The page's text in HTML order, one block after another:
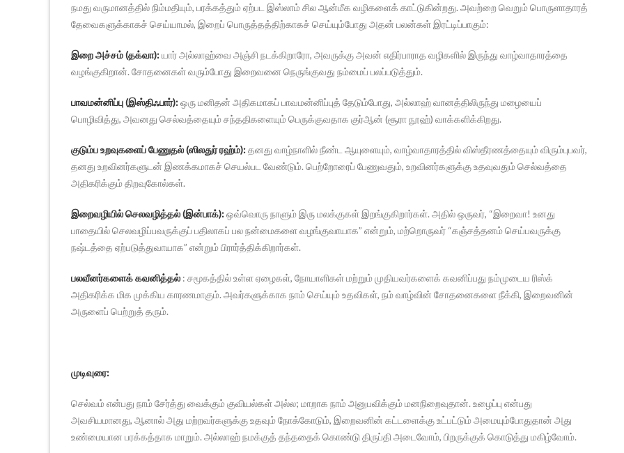
நமது வருமானத்தில் நிம்மதியும், பரக்கத்தும் ஏற்பட இஸ்லாம் சில ஆன்மீக வழிகளைக் காட்டுகின்றது. அவற்றை வெறும் பொருளாதாரத்
தேவைகளுக்காகச் செய்யாமல், இறைப் பொருத்தத்திற்காகச் செய்யும்போது அதன் பலன்கள் இரட்டிப்பாகும்:
இறை அச்சம் (தக்வா):யார் அல்லாஹ்வை அஞ்சி நடக்கிறாரோ, அவருக்கு அவன் எதிர்பாராத வழிகளில் இருந்து வாழ்வாதாரத்தை
வழங்குகிறான். சோதனைகள் வரும்போது இறைவனை நெருங்குவது நம்மைப் பலப்படுத்தும்.
பாவமன்னிப்பு (இஸ்திஃபார்):ஒரு மனிதன் அதிகமாகப் பாவமன்னிப்புத் தேடும்போது, அல்லாஹ் வானத்திலிருந்து மழையைப்
பொழிவித்து, அவனது செல்வத்தையும் சந்ததிகளையும் பெருக்குவதாக குர்ஆன் (சூரா நூஹ்) வாக்களிக்கிறது.
குடும்ப உறவுகளைப் பேணுதல் (ஸிலதுர் ரஹ்ம்):தனது வாழ்நாளில் நீண்ட ஆயுளையும், வாழ்வாதாரத்தில் விஸ்தீரணத்தையும் விரும்புபவர்,
தனது உறவினர்களுடன் இணக்கமாகச் செயல்பட வேண்டும். பெற்றோரைப் பேணுவதும், உறவினர்களுக்கு உதவுவதும் செல்வத்தை
அதிகரிக்கும் திறவுகோல்கள்.
இறைவழியில் செலவழித்தல் (இன்பாக்):ஒவ்வொரு நாளும் இரு மலக்குகள் இறங்குகிறார்கள். அதில் ஒருவர், “இறைவா! உனது
பாதையில் செலவழிப்பவருக்குப் பதிலாகப் பல நன்மைகளை வழங்குவாயாக” என்றும், மற்றொருவர் “கஞ்சத்தனம் செய்பவருக்கு
நஷ்டத்தை ஏற்படுத்துவாயாக” என்றும் பிரார்த்திக்கிறார்கள்.
பலவீனர்களைக் கவனித்தல் : சமூகத்தில் உள்ள ஏழைகள், நோயாளிகள் மற்றும் முதியவர்களைக் கவனிப்பது நம்முடைய ரிஸ்க்
அதிகரிக்க மிக முக்கிய காரணமாகும். அவர்களுக்காக நாம் செய்யும் உதவிகள், நம் வாழ்வின் சோதனைகளை நீக்கி, இறைவனின்
அருளைப் பெற்றுத் தரும்.
முடிவுரை:
செல்வம் என்பது நாம் சேர்த்து வைக்கும் குவியல்கள் அல்ல; மாறாக நாம் அனுபவிக்கும் மனநிறைவுதான். உழைப்பு என்பது
அவசியமானது, ஆனால் அது மற்றவர்களுக்கு உதவும் நோக்கோடும், இறைவனின் கட்டளைக்கு உட்பட்டும் அமையும்போதுதான் அது
உண்மையான பரக்கத்தாக மாறும். அல்லாஹ் நமக்குத் தந்ததைக் கொண்டு திருப்தி அடைவோம், பிறருக்குக் கொடுத்து மகிழ்வோம்.